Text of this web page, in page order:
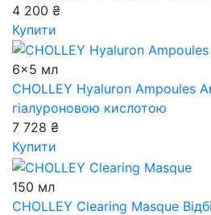
4 200 ₴
Купити
6x5 мл
CHOLLEY Hyaluron Ampoules
гіалуроновою кислотою
7 728 ₴
Купити
150 мл
CHOLLEY Clearing Masque